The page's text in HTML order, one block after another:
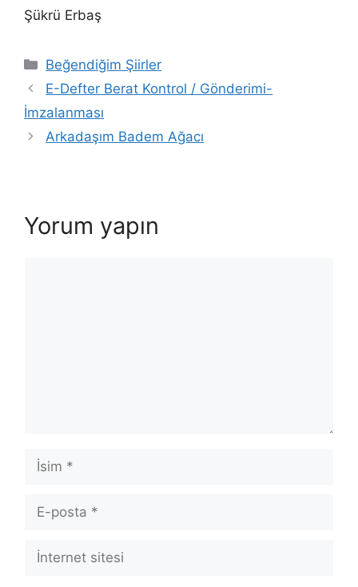
Şükrü Erbaş
Kategoriler
Beğendiğim Şiirler
E-Defter Berat Kontrol / Gönderimi-
İmzalanması
Arkadaşım Badem Ağacı
Yorum yapın
İsim
posta
İnternet